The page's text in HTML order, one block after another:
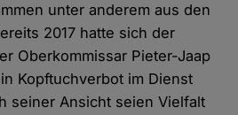
unter anderem aus den
2017 hatte sich der
Oberkommissar Pieter-Jaap
Kopftuchverbot im Dienst
seiner Ansicht seien Vielfalt